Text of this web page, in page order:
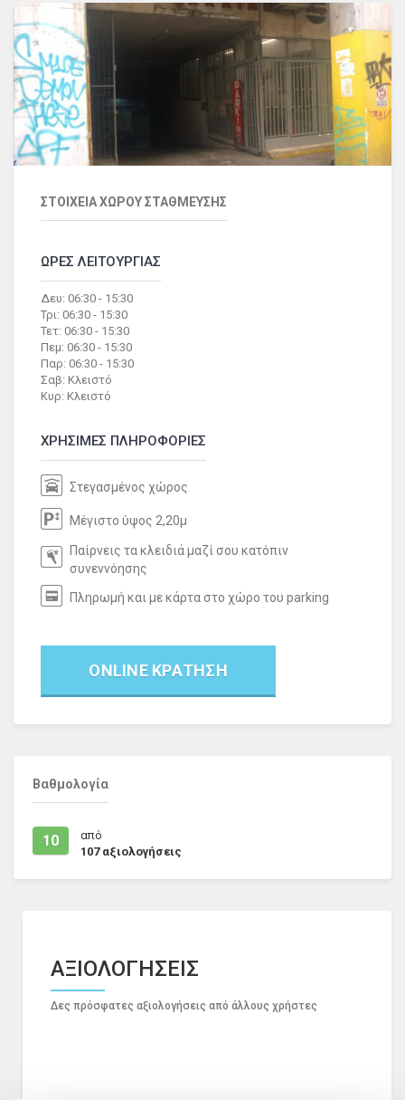
ΣΤΟΙΧΕΙΑ ΧΩΡΟΥ ΣΤΑΘΜΕΥΣΗΣ
ΩΡΕΣ ΛΕΙΤΟΥΡΓΙΑΣ
Δευ: 06:30 - 15:30
Τρι: 06:30 - 15:30
Τετ: 06:30 - 15:30
Πεμ: 06:30 - 15:30
Παρ: 06:30 - 15:30
Σαβ: Κλειστό
Κυρ: Κλειστό
ΧΡΗΣΙΜΕΣ ΠΛΗΡΟΦΟΡΙΕΣ
Στεγασμένος χώρος
Μέγιστο ύψος 2,20μ
Παίρνεις τα κλειδιά μαζί σου κατόπιν
συνεννόησης
Πληρωμή και με κάρτα στο χώρο του parking
ONLINE ΚΡΑΤΗΣΗ
Βαθμολογία
10
από
107 αξιολογήσεις
ΑΞΙΟΛΟΓΗΣΕΙΣ
Δες πρόσφατες αξιολογήσεις από άλλους χρήστες